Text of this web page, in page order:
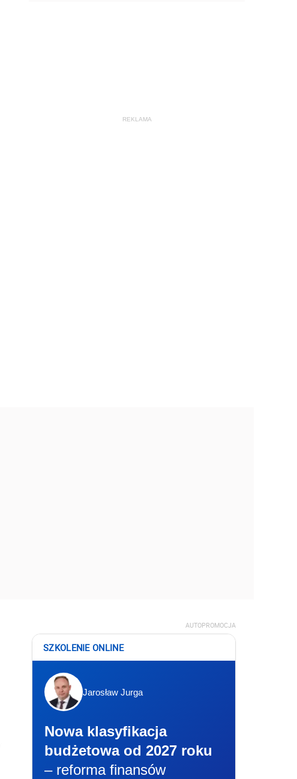
AUTOPROMOCJA
SZKOLENIE ONLINE
Jarosław Jurga
Nowa klasyfikacja
budżetowa od 2027 roku
– reforma finansów